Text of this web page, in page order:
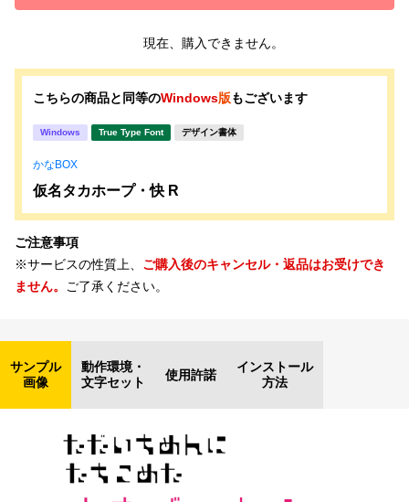
現在、購入できません。
こちらの商品と同等のWindows版もございます
Windows True Type Font デザイン書体
かなBOX
仮名タカホープ・快 R
ご注意事項
※サービスの性質上、 ご購入後のキャンセル・返品はお受けでき
ません。 ご了承ください。
サンプル
画像
動作環境・
文字セット
使用許諾
インストール
方法